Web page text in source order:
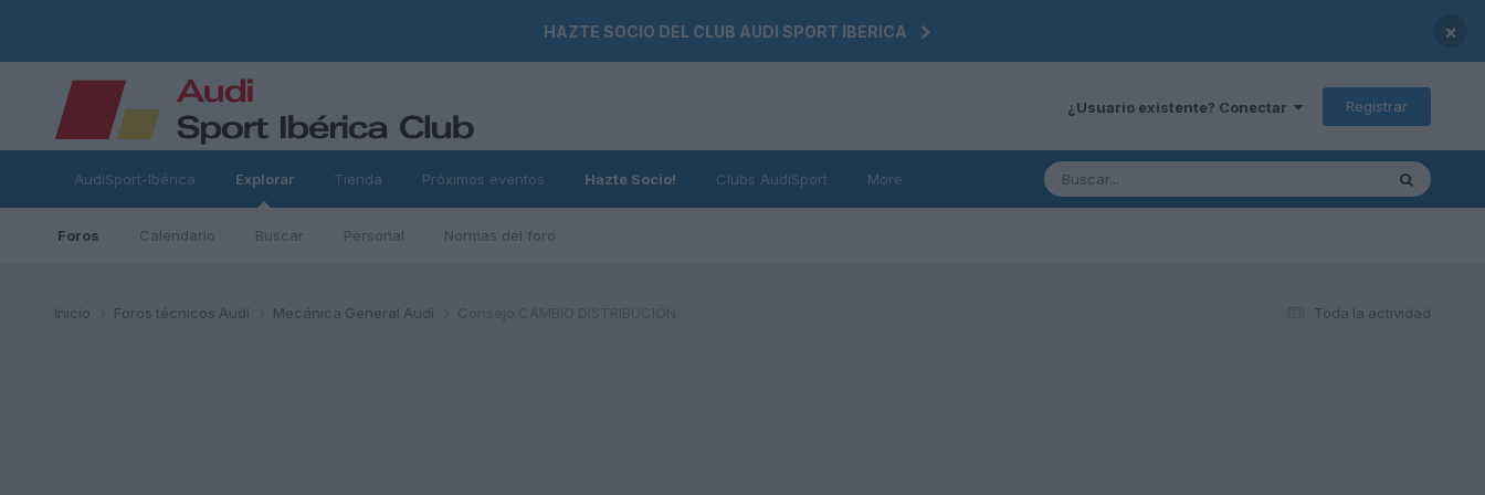
HAZTE SOCIO DEL CLUB AUDI SPORT IBERICA ×
¿Usuario existente? Conectar Registrar
AudiSport-Ibérica Explorar
Foros Calendario Buscar Personal Normas del foro
Tienda Próximos eventos Hazte Socio! Clubs AudiSport More
Toda la actividad
Inicio Foros técnicos Audi Mecánica General Audi